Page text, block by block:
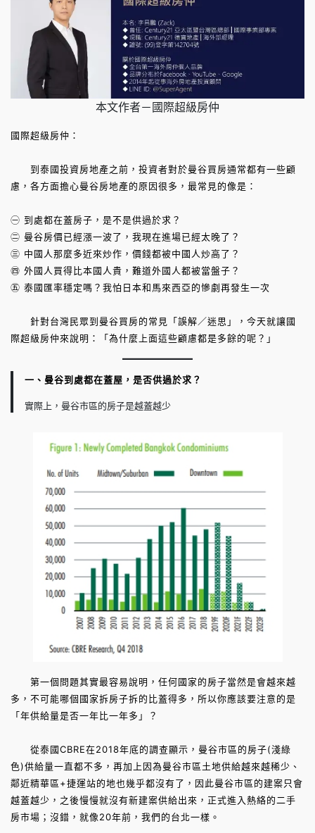
本文作者－國際超級房仲
國際超級房仲：
到泰國投資房地產之前，投資者對於曼谷買房通常都有一些顧
慮，各方面擔心曼谷房地產的原因很多，最常見的像是：
㊀ 到處都在蓋房子，是不是供過於求？
㊁ 曼谷房價已經漲一波了，我現在進場已經太晚了？
㊂ 中國人那麼多近來炒作，價錢都被中國人炒高了？
㊃ 外國人買得比本國人貴，難道外國人都被當盤子？
㊄ 泰國匯率穩定嗎？我怕日本和馬來西亞的慘劇再發生一次
針對台灣民眾到曼谷買房的常見「誤解／迷思」，今天就讓國
際超級房仲來說明：「為什麼上面這些顧慮都是多餘的呢？」
一、曼谷到處都在蓋屋，是否供過於求？
實際上，曼谷市區的房子是越蓋越少
第一個問題其實最容易說明，任何國家的房子當然是會越來越
多，不可能哪個國家拆房子拆的比蓋得多，所以你應該要注意的是
「年供給量是否一年比一年多」？
從泰國CBRE在2018年底的調查顯示，曼谷市區的房子(淺綠
色)供給量一直都不多，再加上因為曼谷市區土地供給越來越稀少、
鄰近精華區+捷運站的地也幾乎都沒有了，因此曼谷市區的建案只會
越蓋越少，之後慢慢就沒有新建案供給出來，正式進入熱絡的二手
房市場；沒錯，就像20年前，我們的台北一樣。